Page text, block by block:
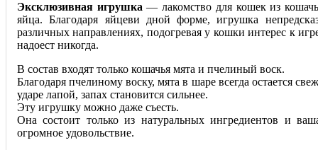
Эксклюзивная игрушка — лакомство для кошек из
яйца. Благодаря яйцеви дной форме, игрушка
различных направлениях, подогревая у кошки интерес к
надоест никогда.
В состав входят только кошачья мята и пчелиный воск.
Благодаря пчелиному воску, мята в шаре всегда остается
ударе лапой, запах становится сильнее.
Эту игрушку можно даже съесть.
Она состоит только из натуральных ингредиентов и
огромное удовольствие.